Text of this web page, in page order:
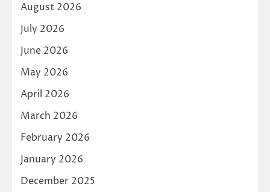
August 2026
July 2026
June 2026
May 2026
April 2026
March 2026
February 2026
January 2026
December 2025